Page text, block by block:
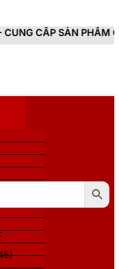
CHÍNH HÃNG,